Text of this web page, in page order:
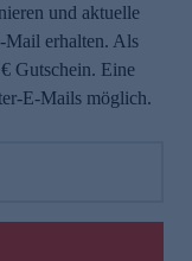
und aktuelle
Mail erhalten. Als
Gutschein. Eine
E-Mails möglich.